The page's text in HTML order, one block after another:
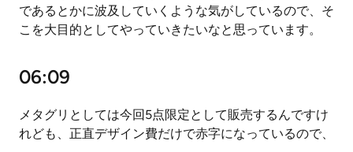
であるとかに波及していくような気がしているので、そ
こを大目的としてやっていきたいなと思っています。
06:09
メタグリとしては今回5点限定として販売するんですけ
れども、正直デザイン費だけで赤字になっているので、